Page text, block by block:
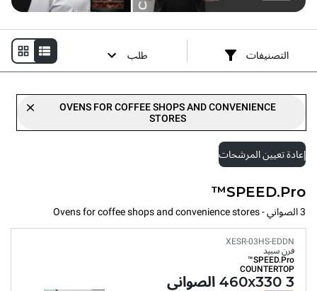
التصنيفات طلب
OVENS FOR COFFEE SHOPS AND CONVENIENCE
STORES
إعادة تعيين المرشحات
SPEED.Pro™
3 الصواني - Ovens for coffee shops and convenience stores
XESR-03HS-EDDN
فرن سبيد
SPEED.Pro™
COUNTERTOP
3 460x330 الصواني